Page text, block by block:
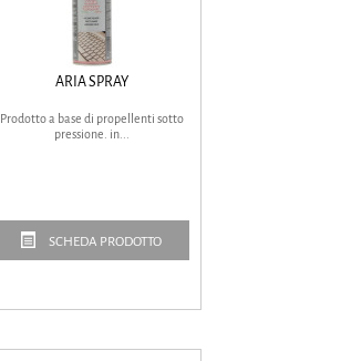
ARIA SPRAY
Prodotto a base di propellenti sotto
pressione. in...
SCHEDA PRODOTTO